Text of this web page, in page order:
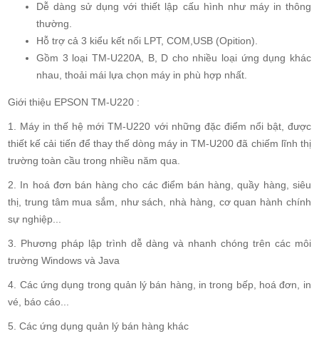
Dễ dàng sử dụng với thiết lập cấu hình như máy in thông
thường.
Hỗ trợ cả 3 kiểu kết nối LPT, COM,USB (Opition).
Gồm 3 loại TM-U220A, B, D cho nhiều loại ứng dụng khác
nhau, thoải mái lựa chọn máy in phù hợp nhất.
Giới thiệu EPSON TM-U220 :
1. Máy in thế hệ mới TM-U220 với những đặc điểm nổi bật, được
thiết kế cải tiến để thay thế dòng máy in TM-U200 đã chiếm lĩnh thị
trường toàn cầu trong nhiều năm qua.
2. In hoá đơn bán hàng cho các điểm bán hàng, quầy hàng, siêu
thị, trung tâm mua sắm, như sách, nhà hàng, cơ quan hành chính
sự nghiệp...
3. Phương pháp lập trình dễ dàng và nhanh chóng trên các môi
trường Windows và Java
4. Các ứng dụng trong quản lý bán hàng, in trong bếp, hoá đơn, in
vé, báo cáo...
5. Các ứng dụng quản lý bán hàng khác